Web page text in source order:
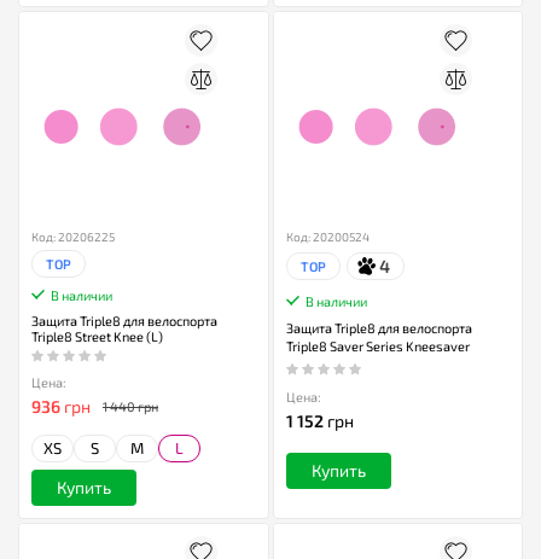
Код: 20206225
TOP
В наличии
Защита Triple8 для велоспорта
Triple8 Street Knee (L)
Цена:
936 грн 1 440 грн
XS S M L
Купить
Код: 20200524
TOP 4
В наличии
Защита Triple8 для велоспорта
Triple8 Saver Series Kneesaver
Цена:
1 152грн
Купить